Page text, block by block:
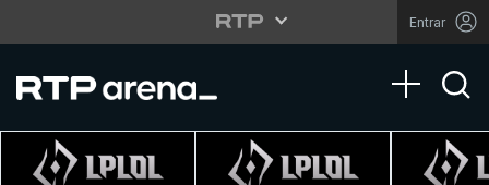
Entrar
Toggle